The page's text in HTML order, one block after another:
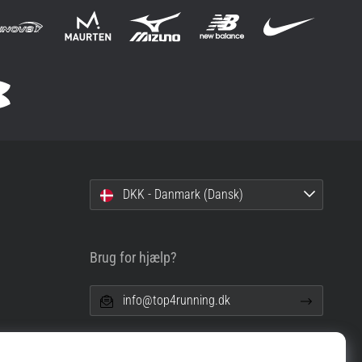
DKK - Danmark (Dansk)
Brug for hjælp?
info@top4running.dk